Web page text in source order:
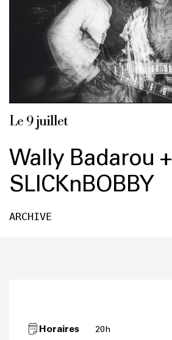
Le 9 juillet
Wally Badarou +
SLICKnBOBBY
ARCHIVE
Horaires 20h